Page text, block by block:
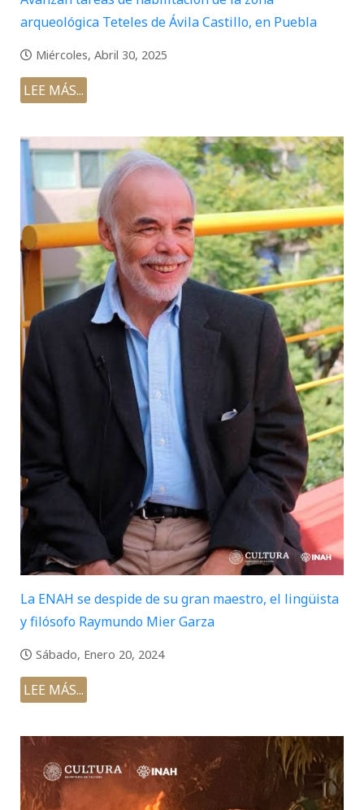
arqueológica Teteles de Ávila Castillo, en Puebla
Miércoles, Abril 30, 2025
LEE MÁS...
La ENAH se despide de su gran maestro, el lingüista
y filósofo Raymundo Mier Garza
Sábado, Enero 20, 2024
LEE MÁS...